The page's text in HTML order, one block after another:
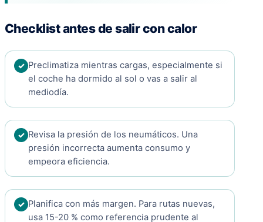
Checklist antes de salir con calor
Preclimatiza mientras cargas, especialmente si
el coche ha dormido al sol o vas a salir al
mediodía.
Revisa la presión de los neumáticos. Una
presión incorrecta aumenta consumo y
empeora eficiencia.
Planifica con más margen. Para rutas nuevas,
usa 15-20 % como referencia prudente al